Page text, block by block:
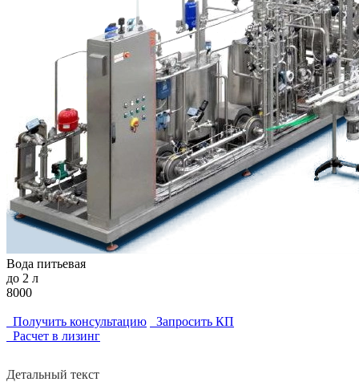
Вода питьевая
до 2 л
8000
Получить консультацию
Запросить КП
Расчет в лизинг
Детальный текст